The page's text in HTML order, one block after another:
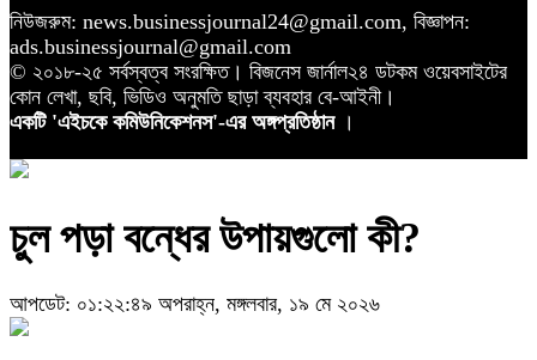
নিউজরুম: news.businessjournal24@gmail.com, বিজ্ঞাপন:
ads.businessjournal@gmail.com
© ২০১৮-২৫ সর্বস্বত্ব সংরক্ষিত। বিজনেস জার্নাল২৪ ডটকম ওয়েবসাইটের
কোন লেখা, ছবি, ভিডিও অনুমতি ছাড়া ব্যবহার বে-আইনী।
একটি 'এইচকে কমিউনিকেশনস'-এর অঙ্গপ্রতিষ্ঠান ।
চুল পড়া বন্ধের উপায়গুলো কী?
আপডেট: ০১:২২:৪৯ অপরাহ্ন, মঙ্গলবার, ১৯ মে ২০২৬